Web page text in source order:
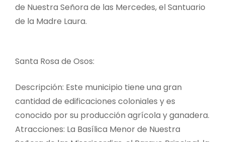
de Nuestra Señora de las Mercedes, el Santuario
de la Madre Laura.
Santa Rosa de Osos:
Descripción: Este municipio tiene una gran
cantidad de edificaciones coloniales y es
conocido por su producción agrícola y ganadera.
Atracciones: La Basílica Menor de Nuestra